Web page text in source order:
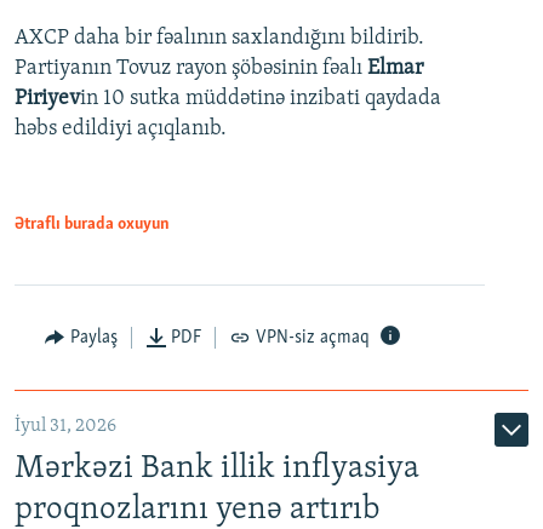
AXCP daha bir fəalının saxlandığını bildirib.
Partiyanın Tovuz rayon şöbəsinin fəalı Elmar
Piriyevin 10 sutka müddətinə inzibati qaydada
həbs edildiyi açıqlanıb.
Ətraflı burada oxuyun
Paylaş PDF VPN-siz açmaq
İyul 31, 2026
Mərkəzi Bank illik inflyasiya
proqnozlarını yenə artırıb